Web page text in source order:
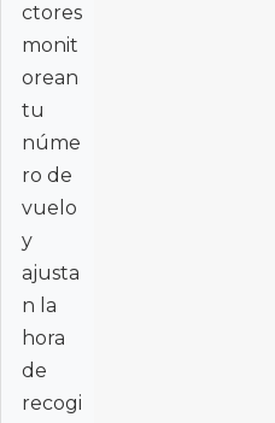
ctores
monit
orean
tu
núme
ro de
vuelo
y
ajusta
n la
hora
de
recogi